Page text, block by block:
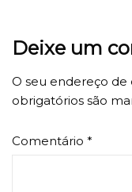
Deixe um
O seu endereço de
obrigatórios são
Comentário *